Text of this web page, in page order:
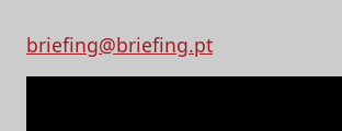
briefing@briefing.pt